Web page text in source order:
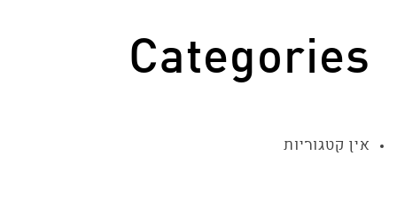
Categories
אין קטגוריות